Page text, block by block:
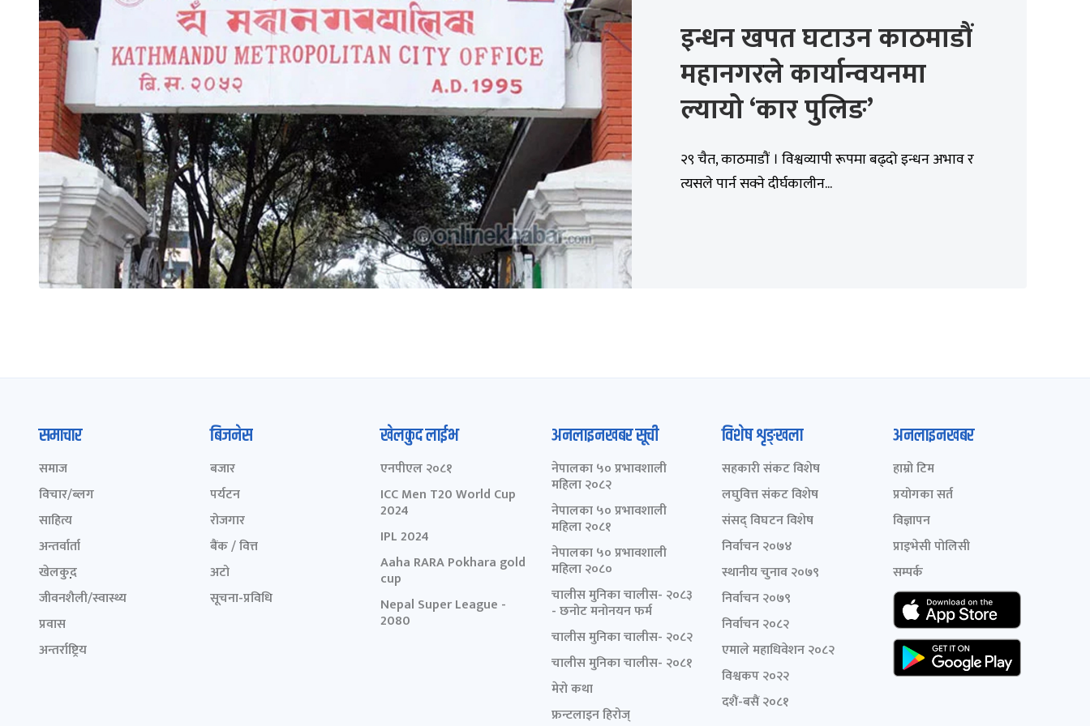
इन्धन खपत घटाउन काठमाडौं
महानगरले कार्यान्वयनमा
ल्यायो ‘कार पुलिङ’
२९ चैत, काठमाडौं । विश्वव्यापी रूपमा बढ्दो इन्धन अभाव र
त्यसले पार्न सक्ने दीर्घकालीन...
समाचार
समाज
विचार/ब्लग
साहित्य
अन्तर्वार्ता
खेलकुद़़
जीवनशैली/स्वास्थ्य
प्रवास
अन्तर्राष्ट्रिय
बिजनेस
बजार
पर्यटन
रोजगार
बैंक / वित्त
अटो
सूचना-प्रविधि
खेलकुद लाईभ
एनपीएल २०८१
ICC Men T20 World Cup
2024
IPL 2024
Aaha RARA Pokhara gold
cup
Nepal Super League -
2080
अनलाइनखबर सूची
नेपालका ५० प्रभावशाली
महिला २०८२
नेपालका ५० प्रभावशाली
महिला २०८१
नेपालका ५० प्रभावशाली
महिला २०८०
चालीस मुनिका चालीस- २०८३
- छनोट मनोनयन फर्म
चालीस मुनिका चालीस- २०८२
चालीस मुनिका चालीस- २०८१
मेरो कथा
फ्रन्टलाइन हिरोज्
विशेष शृङ्खला
सहकारी संकट विशेष
लघुवित्त संकट विशेष
संसद् विघटन विशेष
निर्वाचन २०७४
स्थानीय चुनाव २०७९
निर्वाचन २०७९
निर्वाचन २०८२
एमाले महाधिवेशन २०८२
विश्वकप २०२२
दशैं-बसैं २०८१
अनलाइनखबर
हाम्रो टिम
प्रयोगका सर्त
विज्ञापन
प्राइभेसी पोलिसी
सम्पर्क